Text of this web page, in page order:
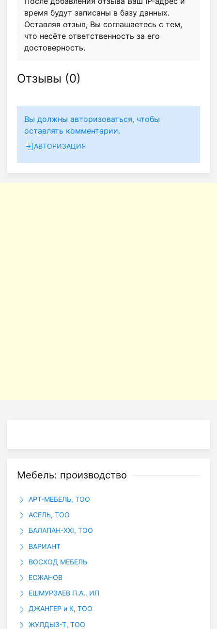
время будут записаны в базу данных.
Оставляя отзыв, Вы соглашаетесь с тем,
что несёте ответственность за его
достоверность.
Отзывы (0)
Вы должны авторизоваться, чтобы
оставлять комментарии.
АВТОРИЗАЦИЯ
Мебель: производство
АРТ-МЕБЕЛЬ, ТОО
АСЕЛЬ, ТОО
БАЛАПАН-XXI, ТОО
ВАРИАНТ
ВОСХОД МЕБЕЛЬ
ЕСЖАНОВ
ЕШМУРЗАЕВ П.А., ИП
ДЖАНГЕР и К, ТОО
ЖУЛДЫЗ-Т, ТОО